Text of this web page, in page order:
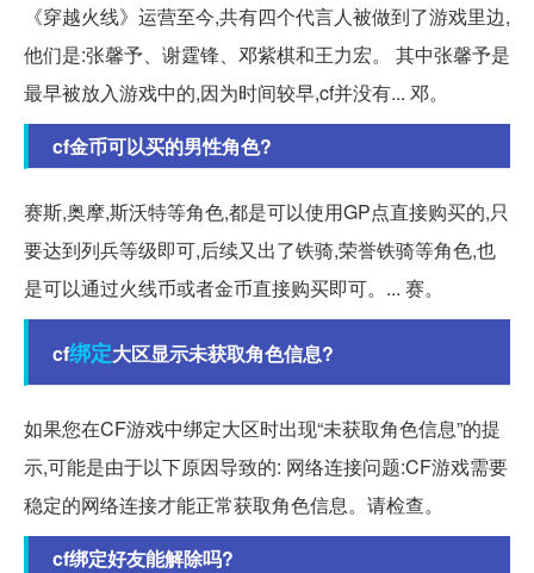
《穿越火线》运营至今,共有四个代言人被做到了游戏里边,
他们是:张馨予、谢霆锋、邓紫棋和王力宏。 其中张馨予是
最早被放入游戏中的,因为时间较早,cf并没有... 邓。
cf金币可以买的男性角色?
赛斯,奥摩,斯沃特等角色,都是可以使用GP点直接购买的,只
要达到列兵等级即可,后续又出了铁骑,荣誉铁骑等角色,也
是可以通过火线币或者金币直接购买即可。... 赛。
cf绑定大区显示未获取角色信息?
如果您在CF游戏中绑定大区时出现“未获取角色信息”的提
示,可能是由于以下原因导致的: 网络连接问题:CF游戏需要
稳定的网络连接才能正常获取角色信息。请检查。
cf绑定好友能解除吗?